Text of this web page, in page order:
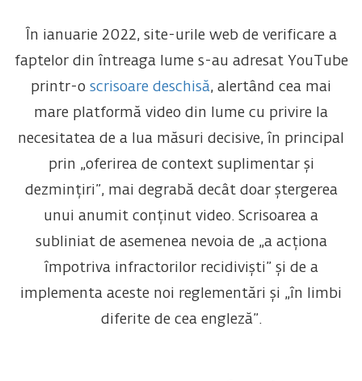
În ianuarie 2022, site-urile web de verificare a
faptelor din întreaga lume s-au adresat YouTube
printr-o scrisoare deschisă, alertând cea mai
mare platformă video din lume cu privire la
necesitatea de a lua măsuri decisive, în principal
prin „oferirea de context suplimentar și
dezmințiri”, mai degrabă decât doar ștergerea
unui anumit conținut video. Scrisoarea a
subliniat de asemenea nevoia de „a acționa
împotriva infractorilor recidiviști” și de a
implementa aceste noi reglementări și „în limbi
diferite de cea engleză”.